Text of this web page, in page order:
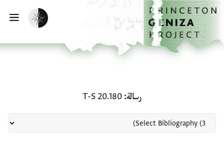
إلى المحتوى الرئيسي
الرئيسية
تفعيل الوضع المظلم
رسالة T-S 20.180